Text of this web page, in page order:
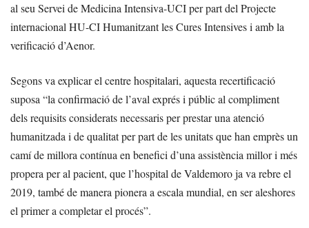
al seu Servei de Medicina Intensiva-UCI per part del Projecte
internacional HU-CI Humanitzant les Cures Intensives i amb la
verificació d’Aenor.
Segons va explicar el centre hospitalari, aquesta recertificació
suposa “la confirmació de l’aval exprés i públic al compliment
dels requisits considerats necessaris per prestar una atenció
humanitzada i de qualitat per part de les unitats que han emprès un
camí de millora contínua en benefici d’una assistència millor i més
propera per al pacient, que l’hospital de Valdemoro ja va rebre el
2019, també de manera pionera a escala mundial, en ser aleshores
el primer a completar el procés”.